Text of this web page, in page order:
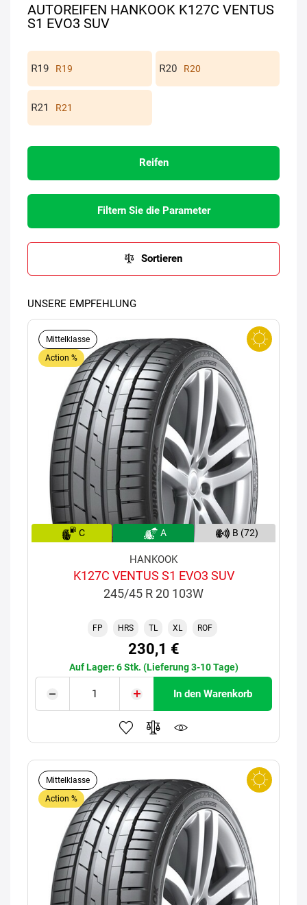
AUTOREIFEN HANKOOK K127C VENTUS
S1 EVO3 SUV
R19 R20
R21
Reifen
Filtern Sie die Parameter
Sortieren
UNSERE EMPFEHLUNG
Mittelklasse
Action %
C A B (72)
HANKOOK
K127C VENTUS S1 EVO3 SUV
245/45 R 20 103W
FP HRS TL XL ROF
230,1 €
Auf Lager: 6 Stk. (Lieferung 3-10 Tage)
In den Warenkorb
Mittelklasse
Action %